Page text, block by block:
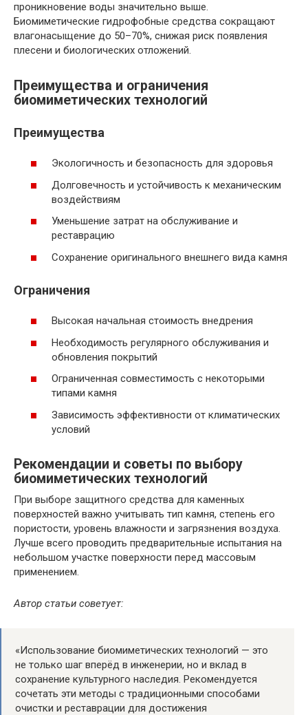
проникновение воды значительно выше.
Биомиметические гидрофобные средства сокращают
влагонасыщение до 50–70%, снижая риск появления
плесени и биологических отложений.
Преимущества и ограничения
биомиметических технологий
Преимущества
Экологичность и безопасность для здоровья
Долговечность и устойчивость к механическим
воздействиям
Уменьшение затрат на обслуживание и
реставрацию
Сохранение оригинального внешнего вида камня
Ограничения
Высокая начальная стоимость внедрения
Необходимость регулярного обслуживания и
обновления покрытий
Ограниченная совместимость с некоторыми
типами камня
Зависимость эффективности от климатических
условий
Рекомендации и советы по выбору
биомиметических технологий
При выборе защитного средства для каменных
поверхностей важно учитывать тип камня, степень его
пористости, уровень влажности и загрязнения воздуха.
Лучше всего проводить предварительные испытания на
небольшом участке поверхности перед массовым
применением.
Автор статьи советует:
«Использование биомиметических технологий — это
не только шаг вперёд в инженерии, но и вклад в
сохранение культурного наследия. Рекомендуется
сочетать эти методы с традиционными способами
очистки и реставрации для достижения